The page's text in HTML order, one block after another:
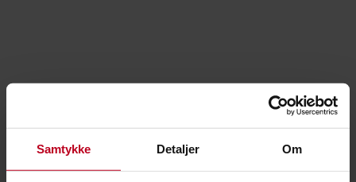
Samtykke Detaljer Om